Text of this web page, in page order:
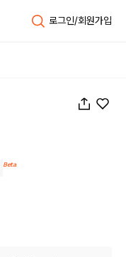
로그인/회원가입
Beta